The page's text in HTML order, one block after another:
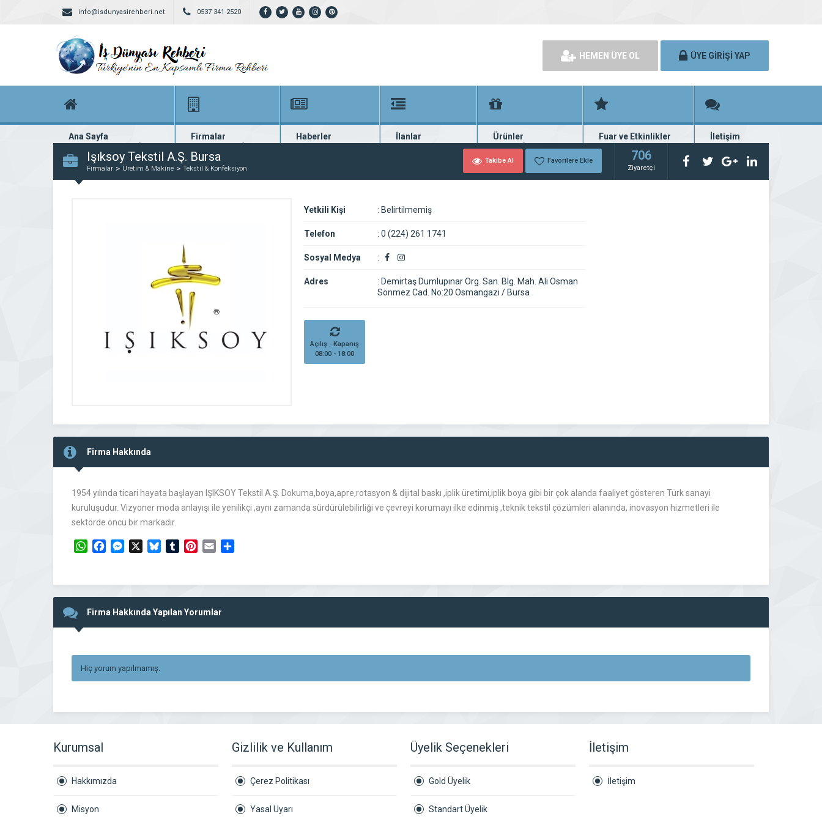
info@isdunyasirehberi.net 0537 341 2520
HEMEN ÜYE OL ÜYE GİRİŞİ YAP
Ana Sayfa
Firma rehberi ana sayfanız
Firmalar
Yüzlerce kayıtlı firma
Haberler
En güncel haberler
İlanlar
Güncel seri ilanlar
Ürünler
Binlerce firma ürünü
Fuar ve Etkinlikler
Fuar ve etkinlik planları
İletişim
Bize ulaşın
Işıksoy Tekstil A.Ş. Bursa
Firmalar Üretim & Makine Tekstil & Konfeksiyon
Takibe Al Favorilere Ekle 706
Ziyaretçi
Yetkili Kişi : Belirtilmemiş
Telefon : 0 (224) 261 1741
Sosyal Medya :
Adres : Demirtaş Dumlupınar Org. San. Blg. Mah. Ali Osman
Sönmez Cad. No:20 Osmangazi / Bursa
Açılış - Kapanış
08:00 - 18:00
Firma Hakkında
1954 yılında ticari hayata başlayan IŞIKSOY Tekstil A.Ş. Dokuma,boya,apre,rotasyon & dijital baskı ,iplik üretimi,iplik boya gibi bir çok alanda faaliyet gösteren Türk sanayi
kuruluşudur. Vizyoner moda anlayışı ile yenilikçi ,aynı zamanda sürdürülebilirliği ve çevreyi korumayı ilke edinmiş ,teknik tekstil çözümleri alanında, inovasyon hizmetleri ile
sektörde öncü bir markadır.
WhatsAppFacebookMessengerBlueskyTumblrPinterest
Email
Firma Hakkında Yapılan Yorumlar
Hiç yorum yapılmamış.
Kurumsal
Hakkımızda
Misyon
Gizlilik ve Kullanım
Çerez Politikası
Yasal Uyarı
Üyelik Seçenekleri
Gold Üyelik
Standart Üyelik
İletişim
İletişim